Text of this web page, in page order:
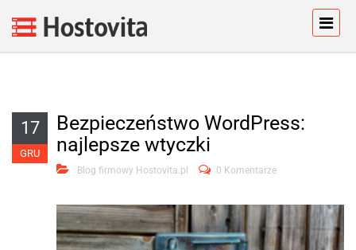
17
GRU
Bezpieczeństwo WordPress:
najlepsze wtyczki
Blog firmowy Hostovita.pl 0 Komentarze